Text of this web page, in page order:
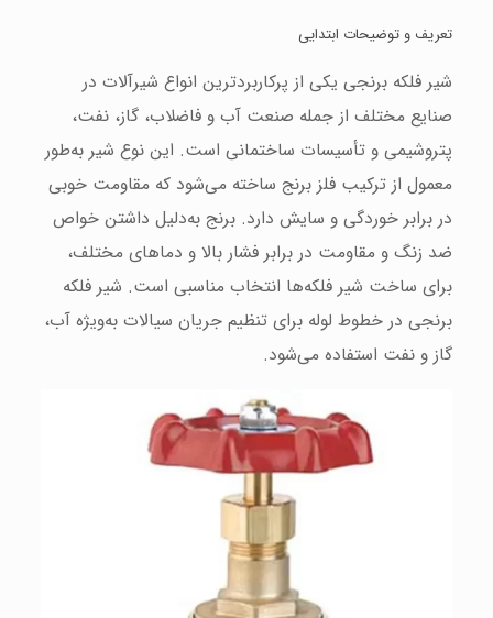
تعریف و توضیحات ابتدایی
شیر فلکه برنجی یکی از پرکاربردترین انواع شیرآلات در
صنایع مختلف از جمله صنعت آب و فاضلاب، گاز، نفت،
پتروشیمی و تأسیسات ساختمانی است. این نوع شیر به‌طور
معمول از ترکیب فلز برنج ساخته می‌شود که مقاومت خوبی
در برابر خوردگی و سایش دارد. برنج به‌دلیل داشتن خواص
ضد زنگ و مقاومت در برابر فشار بالا و دماهای مختلف،
برای ساخت شیر فلکه‌ها انتخاب مناسبی است. شیر فلکه
برنجی در خطوط لوله برای تنظیم جریان سیالات به‌ویژه آب،
گاز و نفت استفاده می‌شود.